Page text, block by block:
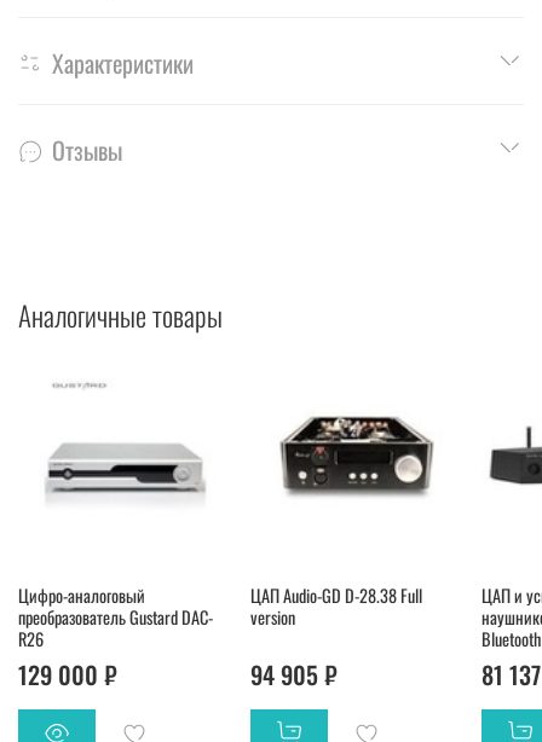
Характеристики
Отзывы
Аналогичные товары
Цифро-аналоговый
преобразователь Gustard DAC-
R26
129 000 ₽
ЦАП Audio-GD D-28.38 Full
version
94 905 ₽
ЦАП и
Bluetooth
81